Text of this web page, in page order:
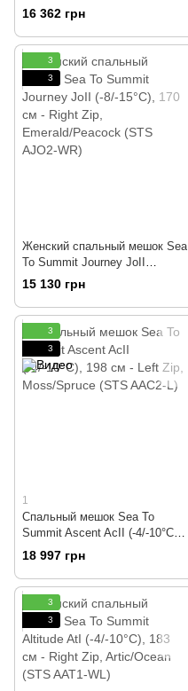
198 см - Left Zip, Navy/Denim
(STS ATK3-L)
16 362 грн
3
3
Женский спальный мешок Sea
To Summit Journey JoII
(-8/-15°C), 170 см - Right Zip,
Emerald/Peacock (STS AJO2-
WR)
15 130 грн
3
3
1
Спальный мешок Sea To
Summit Ascent AcII (-4/-10°C),
198 см - Left Zip, Moss/Spruce
(STS AAC2-L)
18 997 грн
3
3